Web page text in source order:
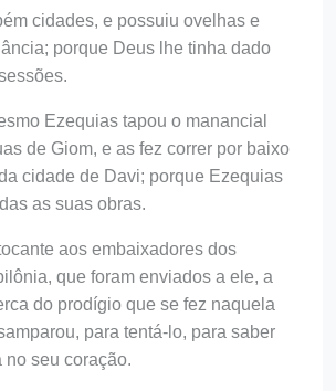
cidades, e possuiu ovelhas e
porque Deus lhe tinha dado
Ezequias tapou o manancial
de Giom, e as fez correr por baixo
cidade de Davi; porque Ezequias
as suas obras.
aos embaixadores dos
que foram enviados a ele, a
do prodígio que se fez naquela
para tentá-lo, para saber
no seu coração.